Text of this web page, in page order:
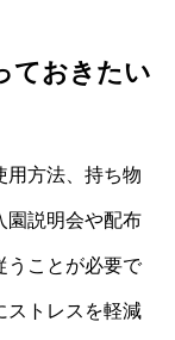
ておきたい
用方法、持ち物
園説明会や配布
うことが必要で
ストレスを軽減